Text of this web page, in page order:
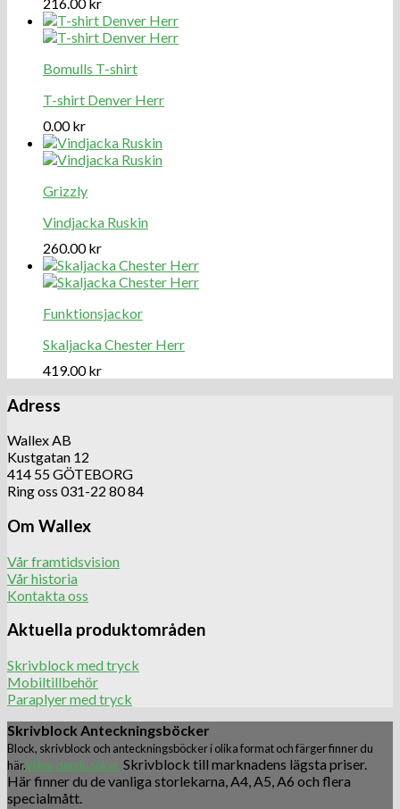
Bomulls T-shirt
T-shirt Denver Herr
0.00kr
Grizzly
Vindjacka Ruskin
260.00kr
Funktionsjackor
Skaljacka Chester Herr
419.00kr
Adress
Wallex AB
Kustgatan 12
414 55 GÖTEBORG
Ring oss 031-22 80 84
Om Wallex
Vår framtidsvision
Vår historia
Kontakta oss
Aktuella produktområden
Skrivblock med tryck
Mobiltillbehör
Paraplyer med tryck
Skrivblock Anteckningsböcker
Block, skrivblock och anteckningsböcker i olika format och färger finner du
här.Vi har det du söker. Skrivblock till marknadens lägsta priser.
Här finner du de vanliga storlekarna, A4, A5, A6 och flera
specialmått.